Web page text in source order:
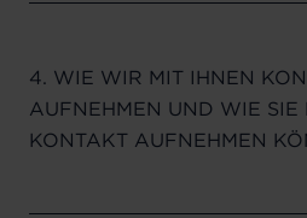
4. WIE WIR MIT IHNEN
AUFNEHMEN UND WIE SIE
KONTAKT AUFNEHMEN